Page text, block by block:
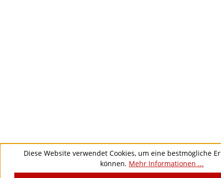
Diese Website verwendet Cookies, um eine bestmögliche
können. Mehr Informationen ...